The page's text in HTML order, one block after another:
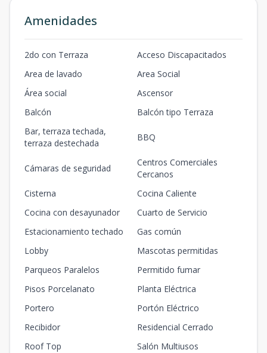
Amenidades
2do con Terraza
Acceso Discapacitados
Area de lavado
Area Social
Área social
Ascensor
Balcón
Balcón tipo Terraza
Bar, terraza techada,
terraza destechada
BBQ
Cámaras de seguridad
Centros Comerciales
Cercanos
Cisterna
Cocina Caliente
Cocina con desayunador
Cuarto de Servicio
Estacionamiento techado
Gas común
Lobby
Mascotas permitidas
Parqueos Paralelos
Permitido fumar
Pisos Porcelanato
Planta Eléctrica
Portero
Portón Eléctrico
Recibidor
Residencial Cerrado
Roof Top
Salón Multiusos